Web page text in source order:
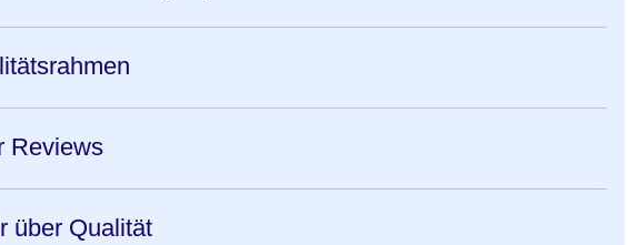
Reviews
über Qualität